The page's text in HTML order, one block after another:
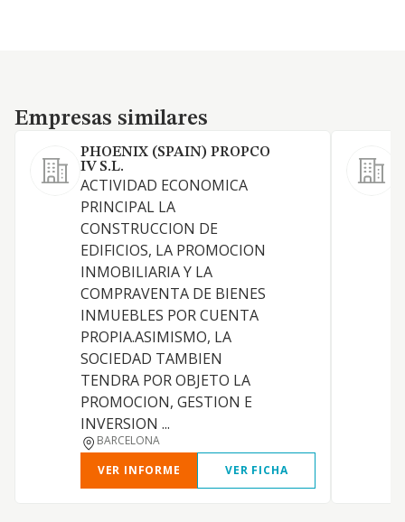
Empresas similares
Empresas similares
PHOENIX (SPAIN) PROPCO
IV S.L.
ACTIVIDAD ECONOMICA
PRINCIPAL LA
CONSTRUCCION DE
EDIFICIOS, LA PROMOCION
INMOBILIARIA Y LA
COMPRAVENTA DE BIENES
INMUEBLES POR CUENTA
PROPIA.ASIMISMO, LA
SOCIEDAD TAMBIEN
TENDRA POR OBJETO LA
PROMOCION, GESTION E
INVERSION ...
BARCELONA
VER INFORME
VER FICHA